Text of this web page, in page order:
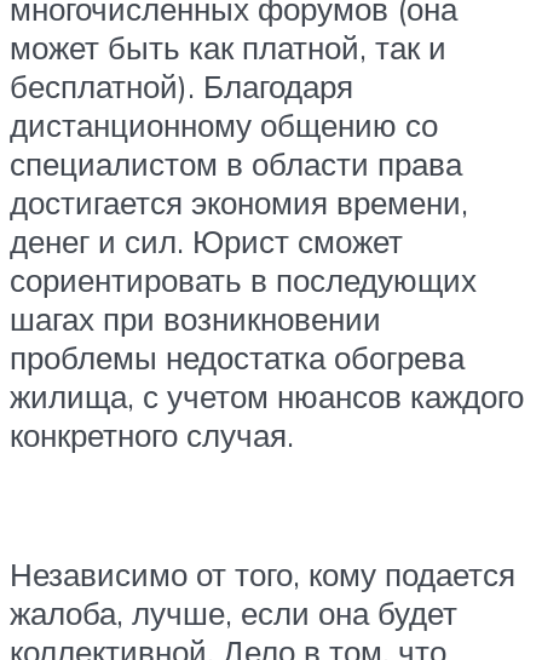
многочисленных форумов (она
может быть как платной, так и
бесплатной). Благодаря
дистанционному общению со
специалистом в области права
достигается экономия времени,
денег и сил. Юрист сможет
сориентировать в последующих
шагах при возникновении
проблемы недостатка обогрева
жилища, с учетом нюансов каждого
конкретного случая.
Независимо от того, кому подается
жалоба, лучше, если она будет
коллективной. Дело в том, что